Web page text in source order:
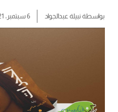
بواسطةنبيلة عبدالجواد 6 سبتمبر، 2021